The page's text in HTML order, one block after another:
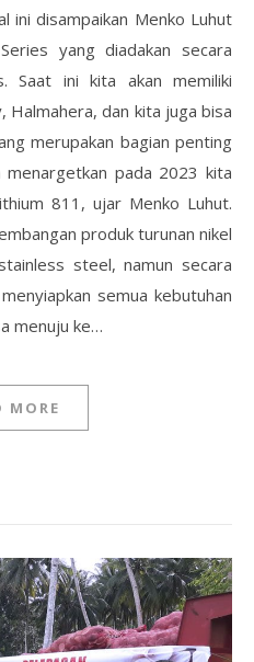
ini disampaikan Menko Luhut
yang diadakan secara
Saat ini kita akan memiliki
dan kita juga bisa
merupakan bagian penting
pada 2023 kita
811, ujar Menko Luhut.
produk turunan nikel
steel, namun secara
semua kebutuhan
menuju ke…
MORE